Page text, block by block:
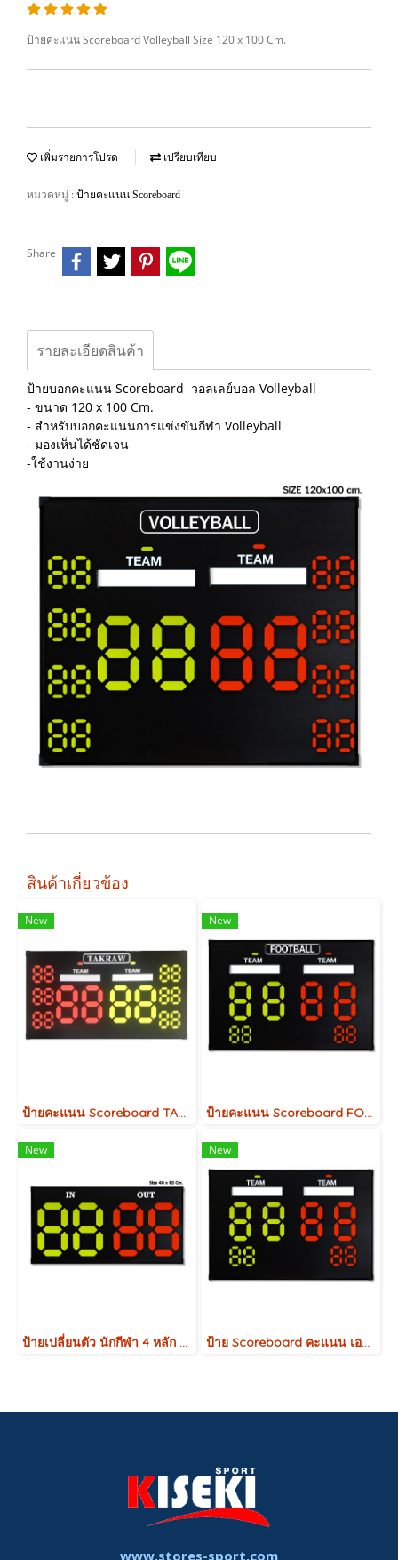
ป้ายคะแนน Scoreboard Volleyball Size 120 x 100 Cm.
เพิ่มรายการโปรด เปรียบเทียบ
หมวดหมู่ : ป้ายคะแนน Scoreboard
Share
รายละเอียดสินค้า
ป้ายบอกคะแนน Scoreboard วอลเลย์บอล Volleyball
- ขนาด 120 x 100 Cm.
- สำหรับบอกคะแนนการแข่งขันกีฬา Volleyball
- มองเห็นได้ชัดเจน
-ใช้งานง่าย
สินค้าเกี่ยวข้อง
New
ป้ายคะแนน Scoreboard TAKRAW
New
ป้ายคะแนน Scoreboard FOOTBALL
New
ป้ายเปลี่ยนตัว นักกีฬา 4 หลัก 40x80 Cm.
New
ป้าย Scoreboard คะแนน เอนกประสงค์ สำหรับบอกคะแนนการแข่งขันกีฬาต่างๆ
www.stores-sport.com